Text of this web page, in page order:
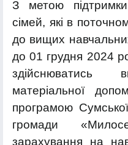
З метою
сімей, які в
до вищих
до 01 грудня 2024
здійснюватись
матеріальної
програмою
громади
зарахування на